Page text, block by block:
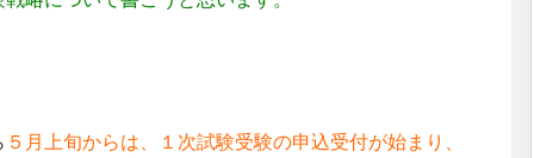
５月上旬からは、１次試験受験の申込受付が始まり、